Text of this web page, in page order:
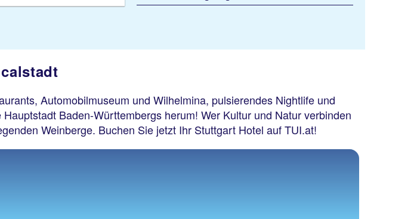
Automobilmuseum und Wilhelmina, pulsierendes Nightlife und
Baden-Württembergs herum! Wer Kultur und Natur verbinden
Weinberge. Buchen Sie jetzt Ihr Stuttgart Hotel auf TUI.at!